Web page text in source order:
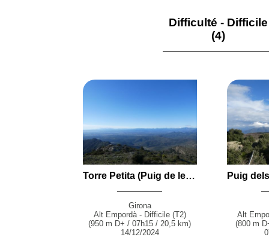
Difficulté - Difficile
(4)
Torre Petita (Puig de les Barbes del Boc) (747 m), Puig de Tarabaus (Puig de Taravaus) (699 m) et Puig de l'Ossetera (558 m) en boucle par Molinàs, le Coll de les Artigues, le Coll de les Llaceres et le Coll del Falcó depuis Colera
Girona
Alt Empordà - Difficile (T2)
(950 m D+ / 07h15 / 20,5 km)
14/12/2024
Alt
(800 m